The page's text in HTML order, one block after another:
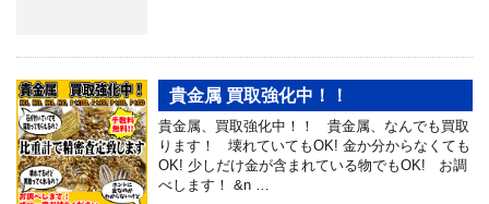
貴金属 買取強化中！！
貴金属、買取強化中！！ 貴金属、なんでも買取
ります！ 壊れていてもOK! 金か分からなくても
OK! 少しだけ金が含まれている物でもOK! お調
べします！ &n …